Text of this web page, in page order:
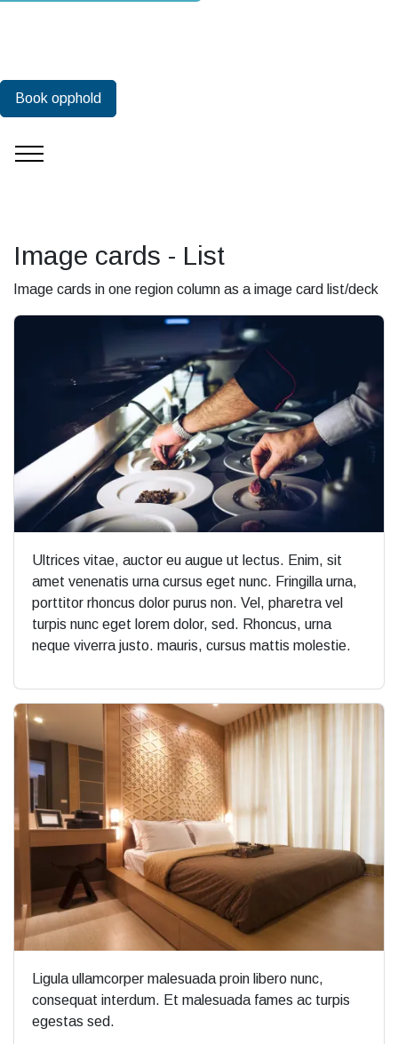
Book opphold
Image cards - List
Image cards in one region column as a image card list/deck
Ultrices vitae, auctor eu augue ut lectus. Enim, sit
amet venenatis urna cursus eget nunc. Fringilla urna,
porttitor rhoncus dolor purus non. Vel, pharetra vel
turpis nunc eget lorem dolor, sed. Rhoncus, urna
neque viverra justo. mauris, cursus mattis molestie.
Ligula ullamcorper malesuada proin libero nunc,
consequat interdum. Et malesuada fames ac turpis
egestas sed.